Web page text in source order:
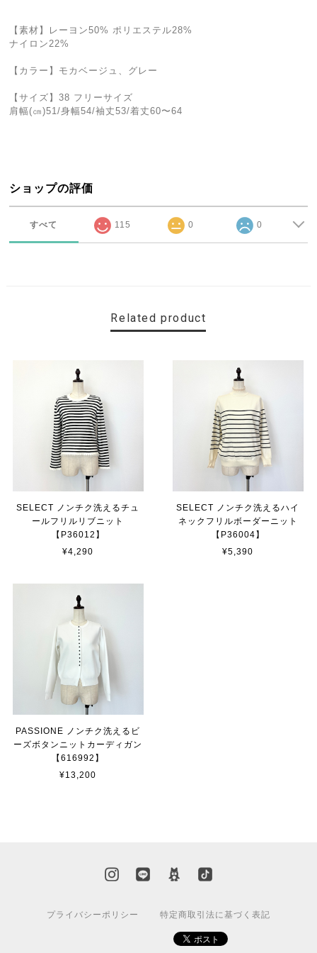
【素材】レーヨン50% ポリエステル28%
ナイロン22%
【カラー】モカベージュ、グレー
【サイズ】38 フリーサイズ
肩幅(㎝)51/身幅54/袖丈53/着丈60〜64
ショップの評価
すべて 115 0 0
Related product
SELECT ノンチク洗えるチュ
ールフリルリブニット
【P36012】
¥4,290
SELECT ノンチク洗えるハイ
ネックフリルボーダーニット
【P36004】
¥5,390
PASSIONE ノンチク洗えるビ
ーズボタンニットカーディガン
【616992】
¥13,200
プライバシーポリシー 特定商取引法に基づく表記